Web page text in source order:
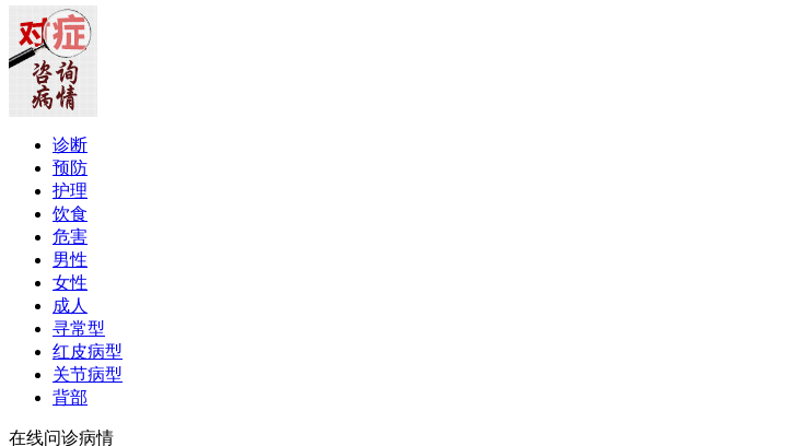
诊断
预防
护理
饮食
危害
男性
女性
成人
寻常型
红皮病型
关节病型
背部
在线问诊病情